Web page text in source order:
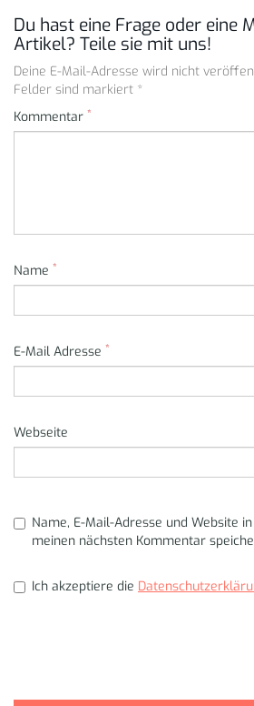
Du hast eine Frage oder eine
Artikel? Teile sie mit uns!
Deine E-Mail-Adresse wird nicht
Felder sind markiert *
Kommentar *
Name *
E-Mail Adresse *
Webseite
Name, E-Mail-Adresse und Website
meinen nächsten Kommentar
Ich akzeptiere die